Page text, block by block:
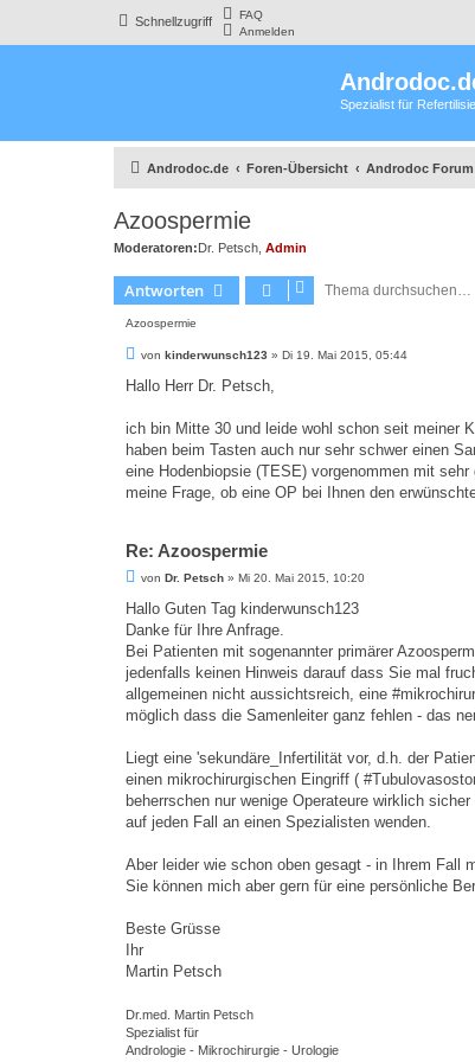
Schnellzugriff
FAQ
Anmelden
Spezialist für
Androdoc.de Foren-Übersicht Androdoc Forum
Azoospermie
Moderatoren:Dr. Petsch Admin
Antworten
Azoospermie
B
t
a
g
von kinderwunsch123 » Di 19. Mai 2015, 05:44
Hallo Herr Dr. Petsch,
ich bin Mitte 30 und leide wohl schon seit meiner
haben beim Tasten auch nur sehr schwer einen
eine Hodenbiopsie (TESE) vorgenommen mit
meine Frage, ob eine OP bei Ihnen den
Re: Azoospermie
B
t
r
g
von Dr. Petsch » Mi 20. Mai 2015, 10:20
Hallo Guten Tag kinderwunsch123
Danke für Ihre Anfrage.
Bei Patienten mit sogenannter primärer
jedenfalls keinen Hinweis darauf dass Sie mal
allgemeinen nicht aussichtsreich, eine
möglich dass die Samenleiter ganz fehlen - das
Liegt eine 'sekundäre_Infertilität vor, d.h. der
einen mikrochirurgischen Eingriff (
beherrschen nur wenige Operateure wirklich
auf jeden Fall an einen Spezialisten wenden.
Aber leider wie schon oben gesagt - in Ihrem Fall
Sie können mich aber gern für eine persönliche
Beste Grüsse
Ihr
Martin Petsch
Dr.med. Martin Petsch
Spezialist für
Andrologie - Mikrochirurgie - Urologie